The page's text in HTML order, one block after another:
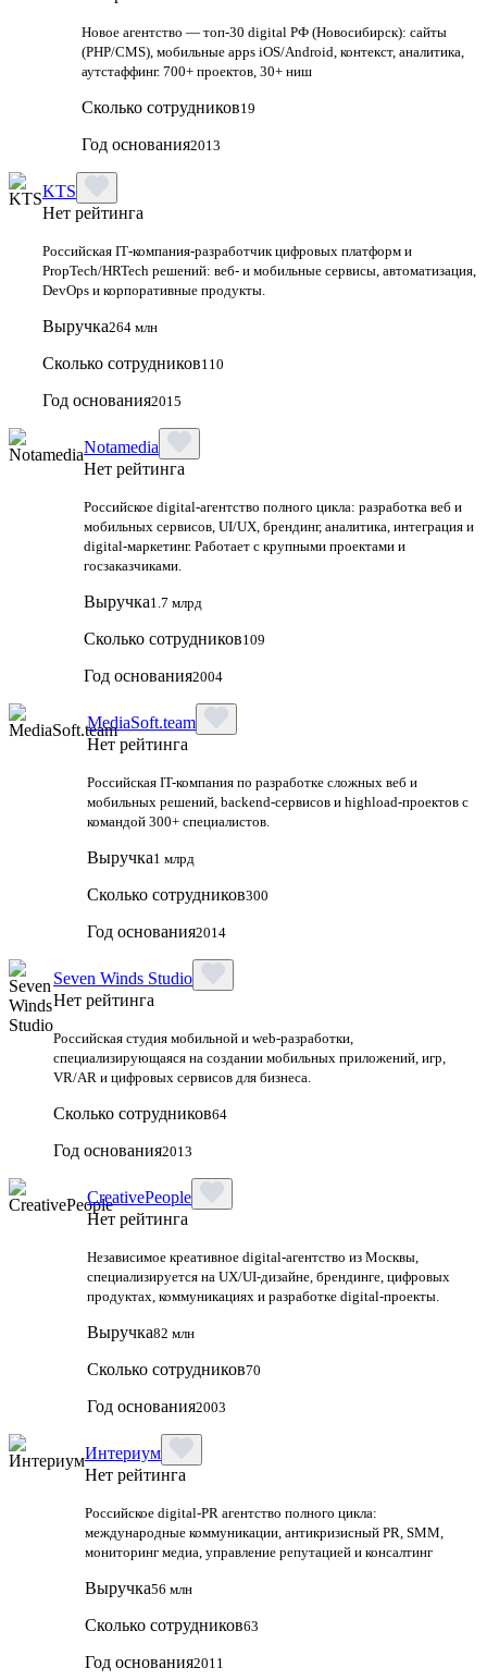
Новое агентство — топ-30 digital РФ (Новосибирск): сайты
(PHP/CMS), мобильные apps iOS/Android, контекст, аналитика,
аутстаффинг. 700+ проектов, 30+ ниш
Сколько сотрудников19
Год основания2013
KTS
Нет рейтинга
Российская IT‑компания‑разработчик цифровых платформ и
PropTech/HRTech решений: веб‑ и мобильные сервисы, автоматизация,
DevOps и корпоративные продукты.
Выручка264 млн
Сколько сотрудников110
Год основания2015
Notamedia
Нет рейтинга
Российское digital-агентство полного цикла: разработка веб и
мобильных сервисов, UI/UX, брендинг, аналитика, интеграция и
digital-маркетинг. Работает с крупными проектами и
госзаказчиками.
Выручка1.7 млрд
Сколько сотрудников109
Год основания2004
MediaSoft.team
Нет рейтинга
Российская IT-компания по разработке сложных веб и
мобильных решений, backend-сервисов и highload-проектов с
командой 300+ специалистов.
Выручка1 млрд
Сколько сотрудников300
Год основания2014
Seven Winds Studio
Нет рейтинга
Российская студия мобильной и web-разработки,
специализирующаяся на создании мобильных приложений, игр,
VR/AR и цифровых сервисов для бизнеса.
Сколько сотрудников64
Год основания2013
CreativePeople
Нет рейтинга
Независимое креативное digital‑агентство из Москвы,
специализируется на UX/UI‑дизайне, брендинге, цифровых
продуктах, коммуникациях и разработке digital‑проекты.
Выручка82 млн
Сколько сотрудников70
Год основания2003
Интериум
Нет рейтинга
Российское digital-PR агентство полного цикла:
международные коммуникации, антикризисный PR, SMM,
мониторинг медиа, управление репутацией и консалтинг
Выручка56 млн
Сколько сотрудников63
Год основания2011